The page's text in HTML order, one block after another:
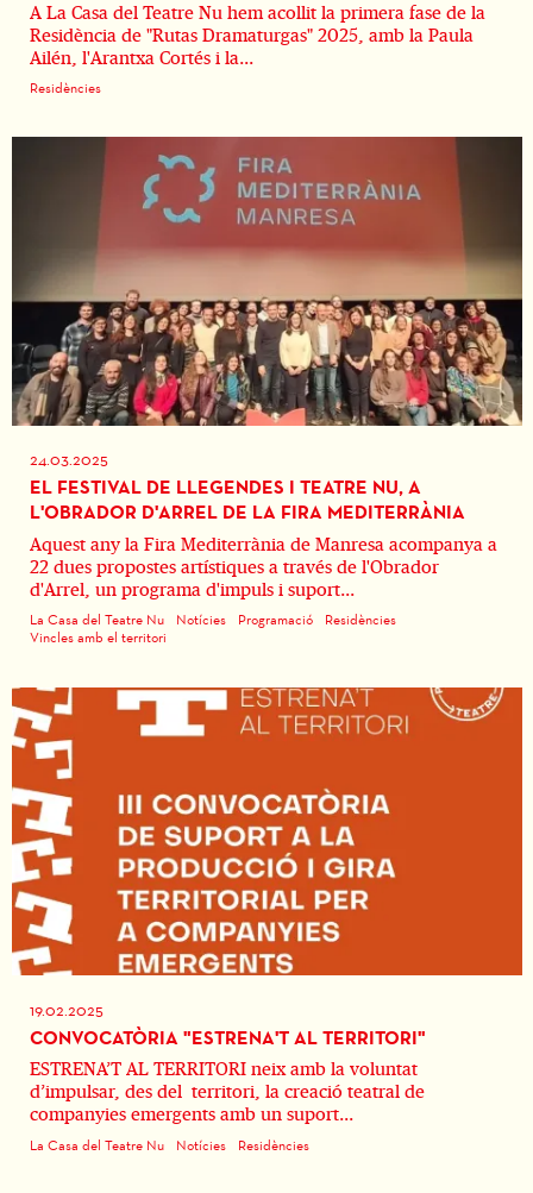
A La Casa del Teatre Nu hem acollit la primera fase de la
Residència de "Rutas Dramaturgas" 2025, amb la Paula
Ailén, l'Arantxa Cortés i la...
Residències
24.03.2025
EL FESTIVAL DE LLEGENDES I TEATRE NU, A
L'OBRADOR D'ARREL DE LA FIRA MEDITERRÀNIA
Aquest any la Fira Mediterrània de Manresa acompanya a
22 dues propostes artístiques a través de l'Obrador
d'Arrel, un programa d'impuls i suport...
La Casa del Teatre Nu Notícies Programació
Residències
Vincles amb el territori
19.02.2025
CONVOCATÒRIA "ESTRENA'T AL TERRITORI"
ESTRENA’T AL TERRITORI neix amb la voluntat
d’impulsar, des del territori, la creació teatral de
companyies emergents amb un suport...
La Casa del Teatre Nu Notícies Residències